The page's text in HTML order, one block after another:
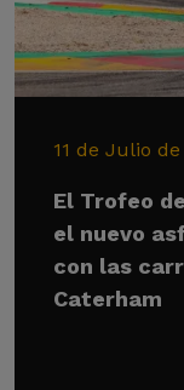
11 de Julio
El Trofeo
el nuevo
con las
Caterham